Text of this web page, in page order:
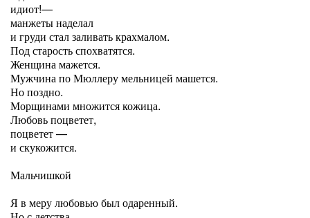
идиот!—
манжеты наделал
и груди стал заливать крахмалом.
Под старость спохватятся.
Женщина мажется.
Мужчина по Мюллеру мельницей машется.
Но поздно.
Морщинами множится кожица.
Любовь поцветет,
поцветет —
и скукожится.
Мальчишкой
Я в меру любовью был одаренный.